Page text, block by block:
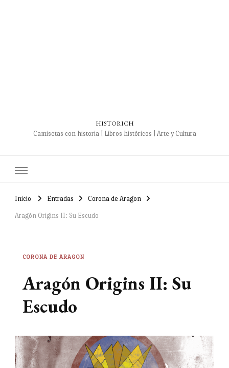
HISTORICH
Camisetas con historia | Libros históricos | Arte y Cultura
Inicio Entradas Corona de Aragon
Aragón Origins II: Su Escudo
CORONA DE ARAGON
Aragón Origins II: Su
Escudo